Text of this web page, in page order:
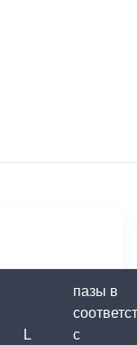
L
пазы в
с